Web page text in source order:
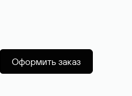
Оформить заказ